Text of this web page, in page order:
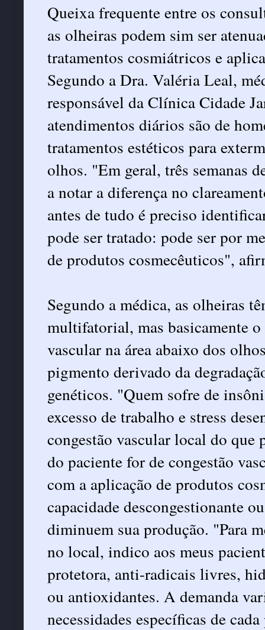
Queixa frequente entre os
as olheiras podem sim ser
tratamentos cosmiátricos e
Segundo a Dra. Valéria Leal,
responsável da Clínica Cidade
atendimentos diários são de
tratamentos estéticos para
olhos. "Em geral, três semanas
a notar a diferença no
antes de tudo é preciso
pode ser tratado: pode ser por
de produtos cosmecêuticos",
Segundo a médica, as olheiras
multifatorial, mas basicamente o
vascular na área abaixo dos
pigmento derivado da
genéticos. "Quem sofre de
excesso de trabalho e stress
congestão vascular local do que
do paciente for de congestão
com a aplicação de produtos
capacidade descongestionante
diminuem sua produção. "Para
no local, indico aos meus
protetora, anti-radicais livres,
ou antioxidantes. A demanda
necessidades específicas de